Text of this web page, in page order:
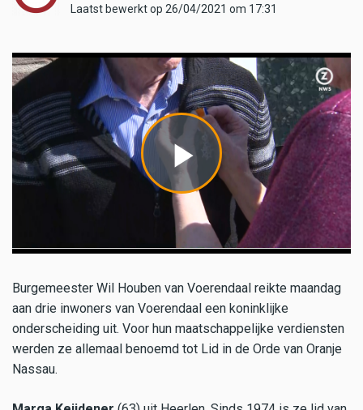
Laatst bewerkt op 26/04/2021 om 17:31
Burgemeester Wil Houben van Voerendaal reikte maandag
aan drie inwoners van Voerendaal een koninklijke
onderscheiding uit. Voor hun maatschappelijke verdiensten
werden ze allemaal benoemd tot Lid in de Orde van Oranje
Nassau.